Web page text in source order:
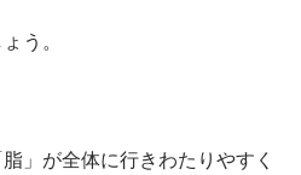
う。
」が全体に行きわたりやすく